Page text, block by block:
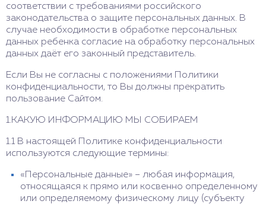
соответствии с требованиями российского
законодательства о защите персональных данных. В
случае необходимости в обработке персональных
данных ребенка согласие на обработку персональных
данных даёт его законный представитель.
Если Вы не согласны с положениями Политики
конфиденциальности, то Вы должны прекратить
пользование Сайтом.
1.КАКУЮ ИНФОРМАЦИЮ МЫ СОБИРАЕМ
1.1 В настоящей Политике конфиденциальности
используются следующие термины:
«Персональные данные» – любая информация,
относящаяся к прямо или косвенно определенному
или определяемому физическому лицу (субъекту